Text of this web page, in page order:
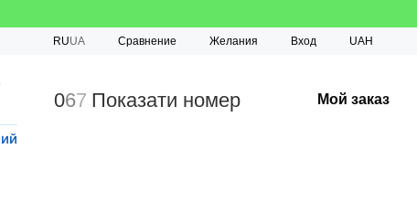
RUUA Сравнение Желания Вход UAH
067 Показати номер Мой заказ